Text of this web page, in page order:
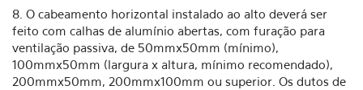
8. O cabeamento horizontal instalado ao alto deverá ser
feito com calhas de alumínio abertas, com furação para
ventilação passiva, de 50mmx50mm (mínimo),
100mmx50mm (largura x altura, mínimo recomendado),
200mmx50mm, 200mmx100mm ou superior. Os dutos de